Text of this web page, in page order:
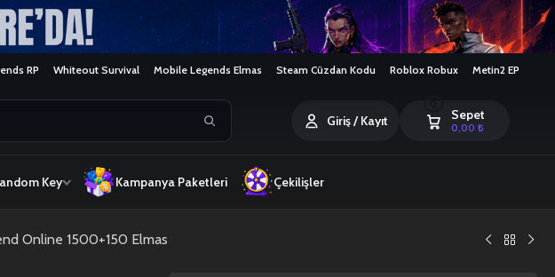
RP Whiteout Survival Mobile Legends Elmas Steam Cüzdan Kodu Roblox Robux Metin2 EP
Giriş / Kayıt Sepet
0,00₺
Key Kampanya Paketleri Çekilişler
Online 1500+150 Elmas